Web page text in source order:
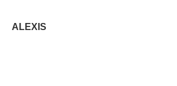
ALEXIS